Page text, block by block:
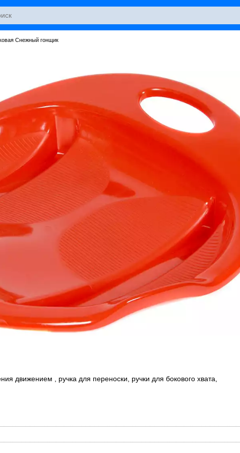
Снежный гонщик
движением , ручка для переноски, ручки для бокового хвата,